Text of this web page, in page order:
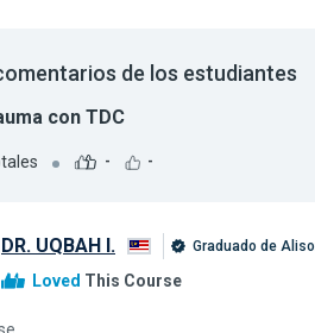
de los estudiantes
con TDC
- -
DR. UQBAH I. Graduado de
Loved This Course